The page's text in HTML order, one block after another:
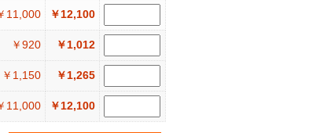
11,000 ￥12,100
￥920 ￥1,012
￥1,150 ￥1,265
11,000 ￥12,100